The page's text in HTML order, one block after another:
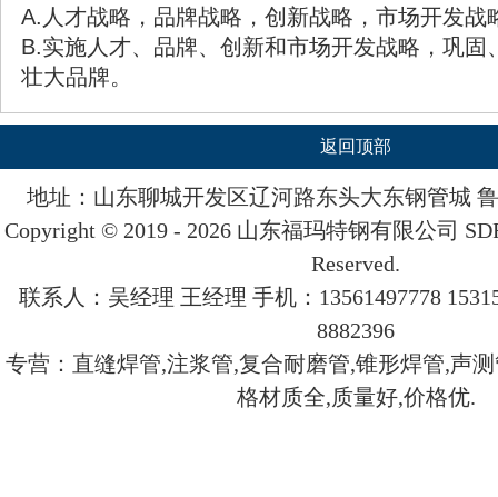
A.人才战略，品牌战略，创新战略，市场开发战
B.实施人才、品牌、创新和市场开发战略，巩固
壮大品牌。
返回顶部
地址：山东聊城开发区辽河路东头大东钢管城
Copyright © 2019 - 2026 山东福玛特钢有限公司
Reserved.
联系人：吴经理 王经理 手机：13561497778
8882396
专营：直缝焊管,注浆管,复合耐磨管,锥形焊管,声
格材质全,质量好,价格优.